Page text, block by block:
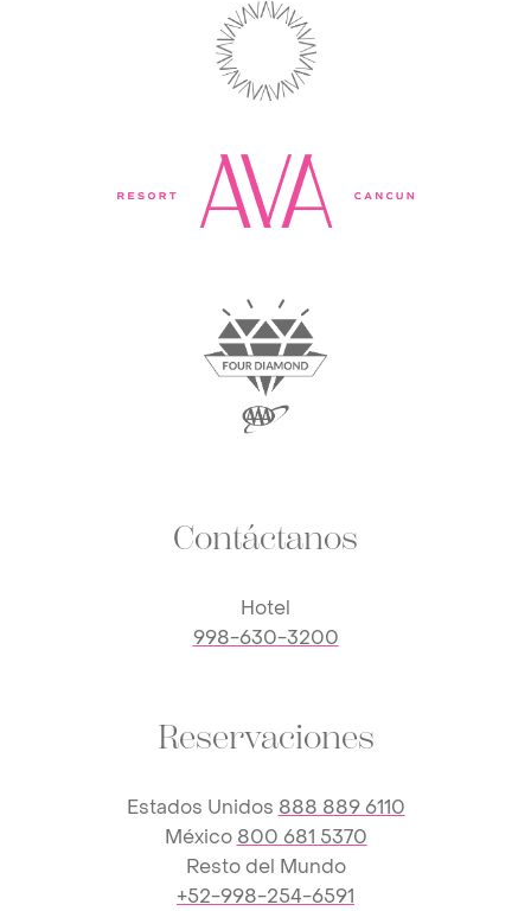
Contáctanos
Hotel
998-630-3200
Reservaciones
Estados Unidos 888 889 6110
México 800 681 5370
Resto del Mundo
+52-998-254-6591